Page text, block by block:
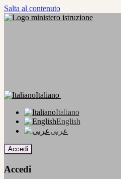
Salta al contenuto
Italiano
Italiano
English
عربى
Accedi
Accedi